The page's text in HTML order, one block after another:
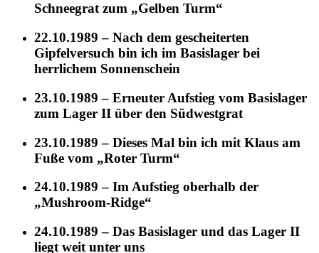
Schneegrat zum „Gelben Turm“
22.10.1989 – Nach dem gescheiterten
Gipfelversuch bin ich im Basislager bei
herrlichem Sonnenschein
23.10.1989 – Erneuter Aufstieg vom Basislager
zum Lager II über den Südwestgrat
23.10.1989 – Dieses Mal bin ich mit Klaus am
Fuße vom „Roter Turm“
24.10.1989 – Im Aufstieg oberhalb der
„Mushroom-Ridge“
24.10.1989 – Das Basislager und das Lager II
liegt weit unter uns